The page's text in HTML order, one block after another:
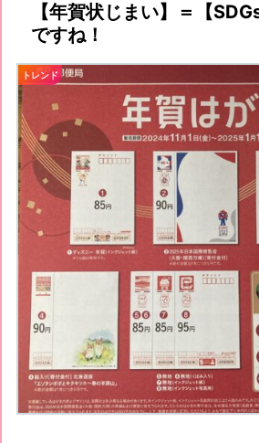
【年賀状じまい】＝【
ですね！
トレンド